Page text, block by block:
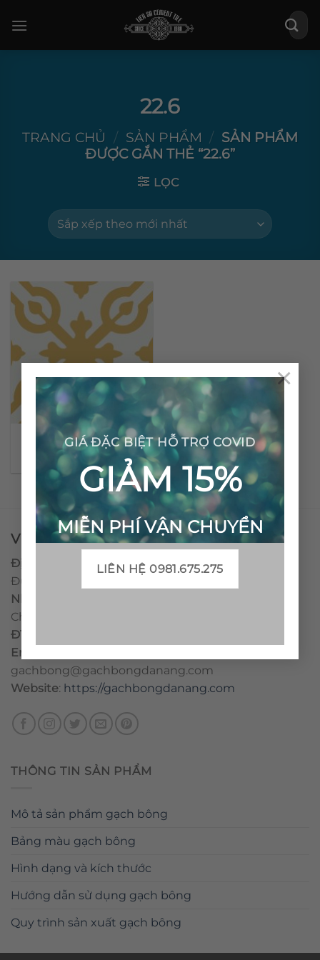
GIÁ ĐẶC BIỆT HỖ TRỢ COVID
GIẢM 15%
MIỄN PHÍ VẬN CHUYỂN
LIÊN HỆ 0981.675.275
×
qua
Tìm
kiếm:
22.6
TRANG CHỦ / SẢN PHẨM / SẢN PHẨM
ĐƯỢC GẮN THẺ “22.6”
LỌC
Gạch bông cổ điển CTS
22.6
VPĐD - CTY TNHH GẠCH BÔNG VIỆT NAM
Địa chỉ:
CCN Quán Lát, Xã Đức Chánh, Huyện Mộ
Đức, Tỉnh Quảng Ngãi
Nhà máy miền trung:
Chánh, Huyện Mộ Đức, Tỉnh Quảng Ngãi, Việt Nam
ĐT
Email
gachbong@gachbongdanang.com
Website: https://gachbongdanang.com
THÔNG TIN SẢN PHẨM
Mô tả sản phẩm gạch bông
Bảng màu gạch bông
Hình dạng và kích thước
Hướng dẫn sử dụng gạch bông
Quy trình sản xuất gạch bông